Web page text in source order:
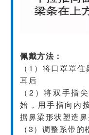
佩戴方法：
（1）将口罩罩
耳后
（2）将双手指
始，用手指向内
据鼻梁形状塑造鼻
（3）调整系带的